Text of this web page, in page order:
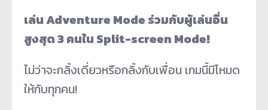
เล่นAdventure Mode ร่วมกับผู้เล่นอื่น
สูงสุด3คนใน Split-screen Mode!
ไม่ว่าจะกลิ้งเดี่ยวหรือกลิ้งกับเพื่อน เกมนี้มีโหมด
ให้กับทุกคน!